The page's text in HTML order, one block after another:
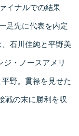
イナルでの結果
足先に代表を内定
石川佳純と平野美
・ノースアメリ
野。貫禄を見せた
戦の末に勝利を収